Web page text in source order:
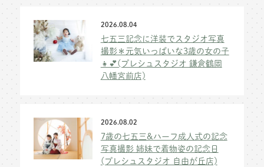
2026.08.04
七五三記念に洋装でスタジオ写真
撮影＊元気いっぱいな3歳の女の子
👧💕(プレシュスタジオ 鎌倉鶴岡
八幡宮前店)
2026.08.02
7歳の七五三&ハーフ成人式の記念
写真撮影 姉妹で着物姿の記念日
(プレシュスタジオ 自由が丘店)